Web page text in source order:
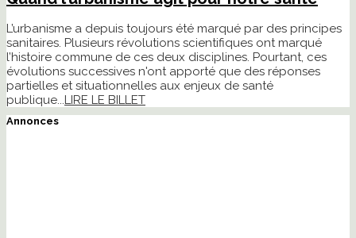
L’urbanisme a depuis toujours été marqué par des principes
sanitaires. Plusieurs révolutions scientifiques ont marqué
l’histoire commune de ces deux disciplines. Pourtant, ces
évolutions successives n'ont apporté que des réponses
partielles et situationnelles aux enjeux de santé
publique... LIRE LE BILLET
Annonces